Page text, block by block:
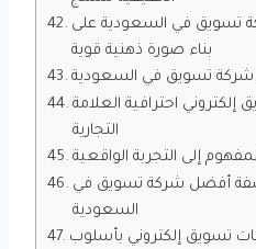
تسويق في السعودية على
بناء صورة ذهنية قوية
شركة تسويق في السعودية
احترافية العلامة
التجارية
إلى التجربة الواقعية
أفضل شركة تسويق في
السعودية
تسويق إلكتروني بأسلوب